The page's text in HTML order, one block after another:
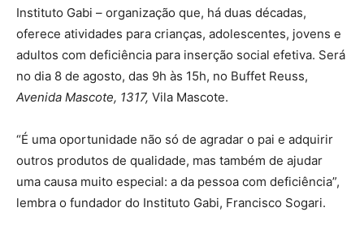
Instituto Gabi – organização que, há duas décadas,
oferece atividades para crianças, adolescentes, jovens e
adultos com deficiência para inserção social efetiva. Será
no dia 8 de agosto, das 9h às 15h, no Buffet Reuss,
Avenida Mascote, 1317, Vila Mascote.
“É uma oportunidade não só de agradar o pai e adquirir
outros produtos de qualidade, mas também de ajudar
uma causa muito especial: a da pessoa com deficiência”,
lembra o fundador do Instituto Gabi, Francisco Sogari.